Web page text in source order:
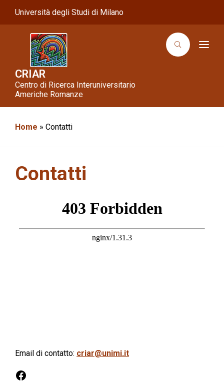
Università degli Studi di Milano
CRIAR
Centro di Ricerca Interuniversitario
Americhe Romanze
T
v
Home » Contatti
Contatti
Email di contatto: criar@unimi.it
Facebook